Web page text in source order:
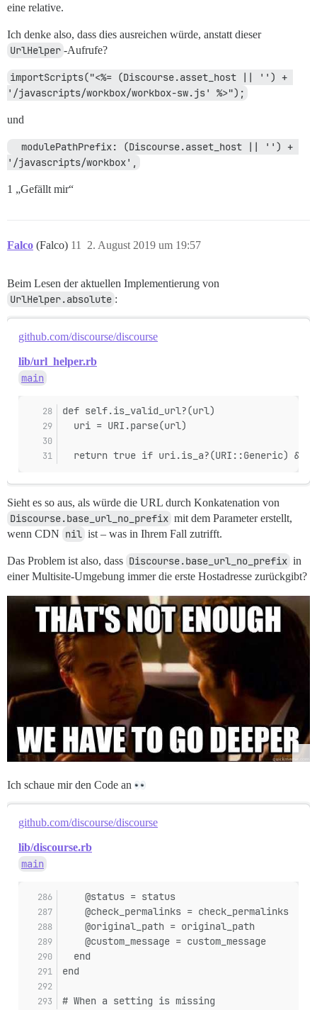
eine relative.
Ich denke also, dass dies ausreichen würde, anstatt dieser
UrlHelper -Aufrufe?
importScripts("<%= (Discourse.asset_host || '') +
'/javascripts/workbox/workbox-sw.js' %>");
und
'/javascripts/workbox',
1 „Gefällt mir“
Falco (Falco) 2. August 2019 um 19:57
11
Beim Lesen der aktuellen Implementierung von
UrlHelper.absolute :
github.com/discourse/discourse
lib/url_helper.rb
main
def self.is_valid_url?(url)
  uri = URI.parse(url)
return true if uri.is_a?(URI::Generic) &&
Sieht es so aus, als würde die URL durch Konkatenation von
Discourse.base_url_no_prefix mit dem Parameter erstellt,
wenn CDN nil ist – was in Ihrem Fall zutrifft.
Das Problem ist also, dass Discourse.base_url_no_prefix in
einer Multisite-Umgebung immer die erste Hostadresse zurückgibt?
Ich schaue mir den Code an
github.com/discourse/discourse
lib/discourse.rb
main
    @status = status
    @check_permalinks = check_permalinks
    @original_path = original_path
    @custom_message = custom_message
  end
end
# When a setting is missing